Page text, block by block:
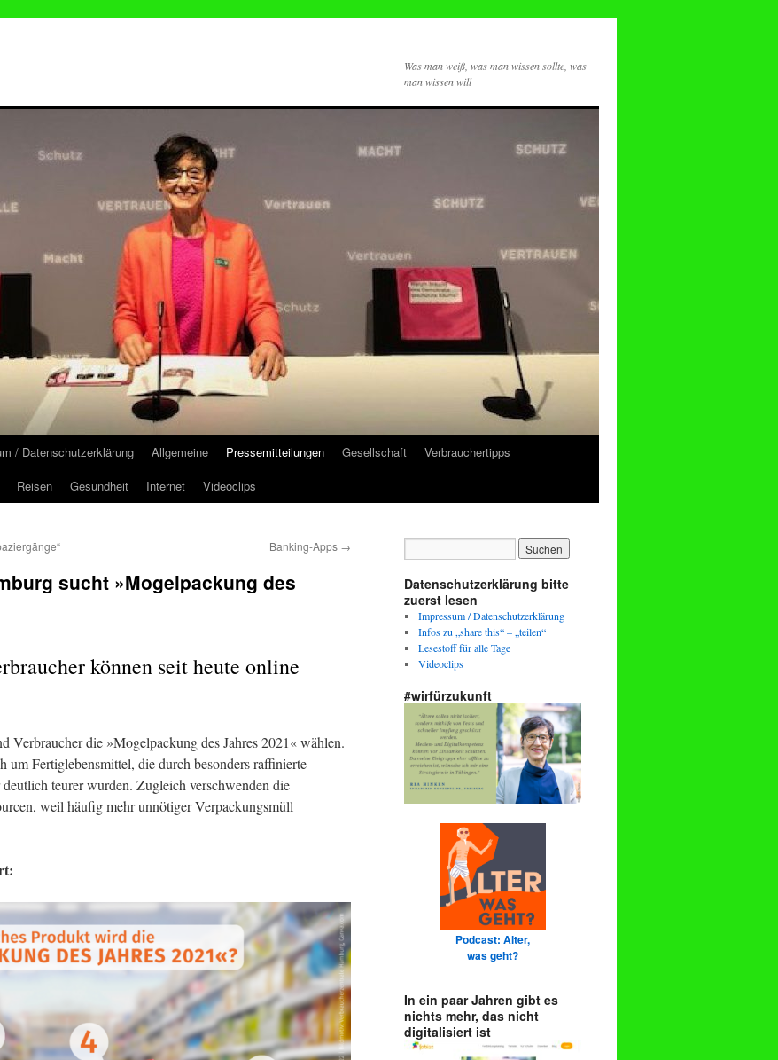
Was man weiß, was man wissen sollte, was
man wissen will
/ Datenschutzerklärung Allgemeine Pressemitteilungen Gesellschaft
Verbrauchertipps
Reisen Gesundheit Internet Videoclips
Banking-Apps →
sucht »Mogelpackung des
können seit heute online
Verbraucher die »Mogelpackung des Jahres 2021« wählen.
um Fertiglebensmittel, die durch besonders raffinierte
teurer wurden. Zugleich verschwenden die
weil häufig mehr unnötiger Verpackungsmüll
Datenschutzerklärung bitte
zuerst lesen
Impressum / Datenschutzerklärung
Infos zu „share this“ – „teilen“
Lesestoff für alle Tage
Videoclips
#wirfürzukunft
Podcast: Alter,
was geht?
In ein paar Jahren gibt es
nichts mehr, das nicht
digitalisiert ist